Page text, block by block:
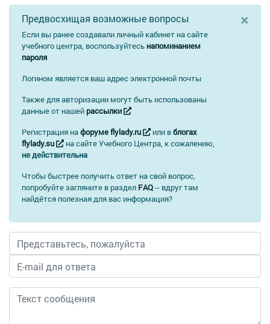
Предвосхищая возможные вопросы
Если вы ранее создавали личный кабинет на сайте
учебного центра, воспользуйтесь напоминанием
пароля
Логином является ваш адрес электронной почты
Также для авторизации могут быть использованы
данные от нашей рассылки
Регистрация нафоруме flylady.ru или вблогах
flylady.su
на сайте Учебного Центра, к сожалению,
не действительна
Чтобы быстрее получить ответ на свой вопрос,
попробуйте загляните в раздел FAQ-- вдруг там
найдётся полезная для вас информация?
×